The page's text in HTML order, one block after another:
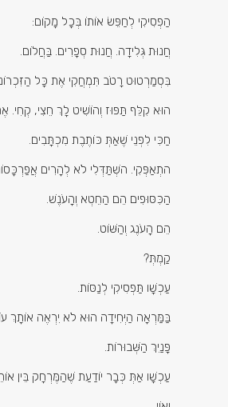
הַפְסִיקִי לְחַפֵּשׂ אוֹתוֹ בְּכָל מָקוֹם:
חֲנוּת גְּלִידָה. חֲנוּת סְפָרִים. בַּחֲלוֹם.
בִּסְמַרְטוּט רָטֹב תִּמְחֲקִי אֶת כָּל
הוּא קִלֵּף תַּפּוּז וְהוֹשִׁיט לָךְ חֵצִי, קְחִי.
חַכִּי לִפְנֵי שֶׁאַתְּ כּוֹתֶבֶת מִכְתָּבִים.
התְאַפְּקִי. השְׁתַּדְּלִי לֹא לְהָרִים
הַכִּסּוּפִים הֵם הַחֵטְא וְהָעֹנֶשׁ.
הֵם הָעֹנֶג וְהַשּׁוֹט.
קַמְתְּ?
עַכְשָׁו תַּפְסִיקִי לְנַסּוֹת.
בַּמַּרְאָה הַיְּחִידָה הוּא לֹא יִרְאֶה אוֹתָךְ
פָּנַיִךְ הַשְּׁבוּרוֹת.
עַכְשָׁו אַתְּ כְּבָר יוֹדַעַת שֶׁהַמֶּרְחָק בֵּין